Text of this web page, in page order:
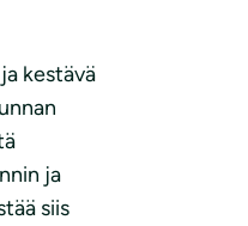
kestävä
ja
siis